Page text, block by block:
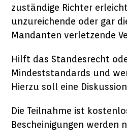
zuständige Richter
unzureichende oder gar
Mandanten verletzende
Hilft das Standesrecht
Mindeststandards und
Hierzu soll eine
Die Teilnahme ist
Bescheinigungen werden